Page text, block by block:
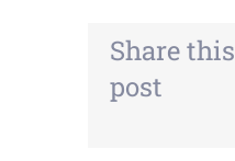
Share this
post